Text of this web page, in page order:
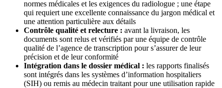
normes médicales et les exigences du radiologue ; une étape
qui requiert une excellente connaissance du jargon médical et
une attention particulière aux détails
Contrôle qualité et relecture : avant la livraison, les
documents sont relus et vérifiés par une équipe de contrôle
qualité de l’agence de transcription pour s’assurer de leur
précision et de leur conformité
Intégration dans le dossier médical : les rapports finalisés
sont intégrés dans les systèmes d’information hospitaliers
(SIH) ou remis au médecin traitant pour une utilisation rapide